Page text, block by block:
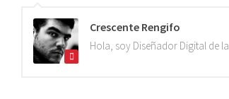
Crescente Rengifo
Hola, soy Diseñador Digital de